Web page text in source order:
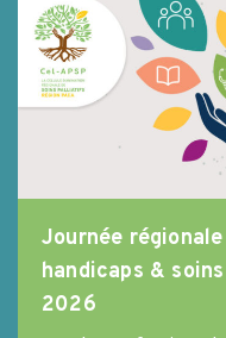
Journée
handicaps &
2026